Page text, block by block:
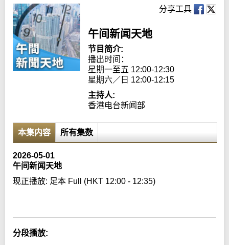
h
分享工具
午间新闻天地
节目简介:
播出时间：
星期一至五 12:00-12:30
星期六／日 12:00-12:15
主持人:
香港电台新闻部
本集内容 所有集数
2026-05-01
午间新闻天地
现正播放: 足本 Full (HKT 12:00 - 12:35)
分段播放: